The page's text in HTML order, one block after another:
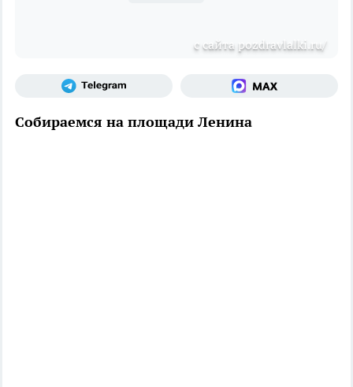
с сайта pozdravlalki.ru/
Собираемся на площади Ленина